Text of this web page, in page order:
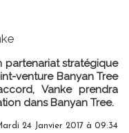
partenariat stratégique
venture Banyan Tree
Vanke prendra
dans Banyan Tree.
24 Janvier 2017 à 09:34